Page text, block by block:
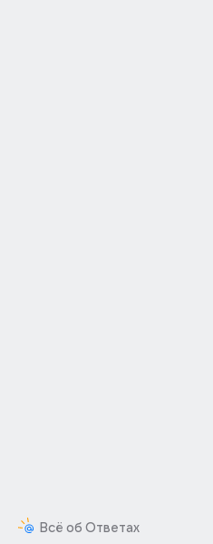
Всё об Ответах